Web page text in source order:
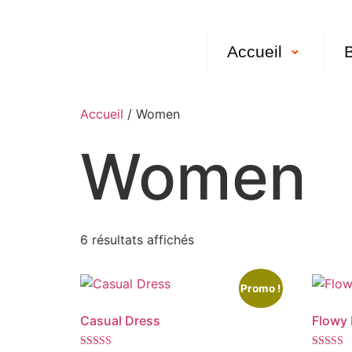
Accueil
Accueil / Women
Women
6 résultats affichés
Promo !
Casual Dress Flowy